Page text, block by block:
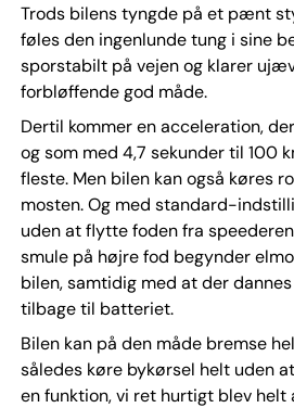
Trods bilens tyngde på et pænt
føles den ingenlunde tung i sine
sporstabilt på vejen og klarer
forbløffende god måde.
Dertil kommer en acceleration,
og som med 4,7 sekunder til 100
fleste. Men bilen kan også køres
mosten. Og med standard-
uden at flytte foden fra
smule på højre fod begynder
bilen, samtidig med at der
tilbage til batteriet.
Bilen kan på den måde bremse
således køre bykørsel helt uden
en funktion, vi ret hurtigt blev helt